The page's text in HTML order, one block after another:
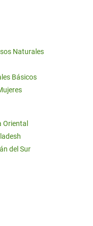
Naturales
Básicos
del Sur